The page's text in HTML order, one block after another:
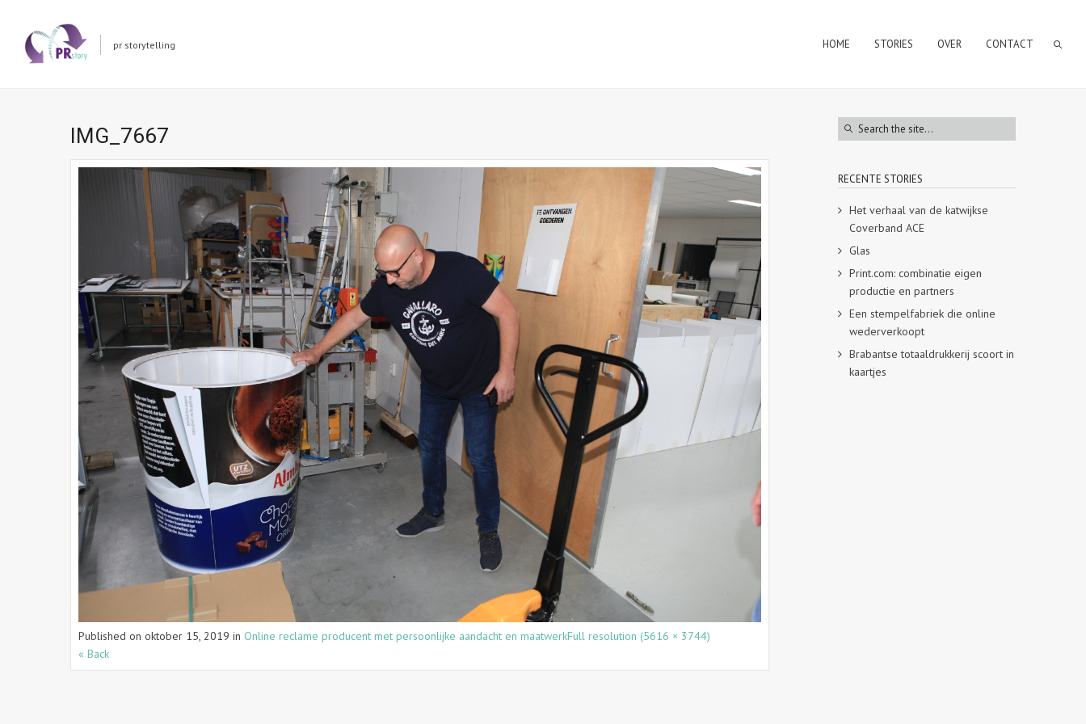
pr storytelling HOME STORIES OVER CONTACT
IMG_7667
Published on oktober 15, 2019 in Online reclame producent met persoonlijke aandacht en maatwerkFull resolution (5616 × 3744)
« Back
RECENTE STORIES
Het verhaal van de katwijkse
Coverband ACE
Glas
Print.com: combinatie eigen
productie en partners
Een stempelfabriek die online
wederverkoopt
Brabantse totaaldrukkerij scoort in
kaartjes